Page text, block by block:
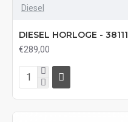
Diesel
DIESEL HORLOGE - 38111
€289,00